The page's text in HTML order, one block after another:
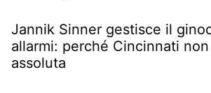
Jannik Sinner gestisce il
allarmi: perché Cincinnati
assoluta